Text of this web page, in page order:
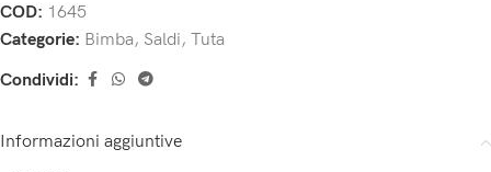
COD: 1645
Categorie: Bimba, Saldi, Tuta
Condividi:
Informazioni aggiuntive